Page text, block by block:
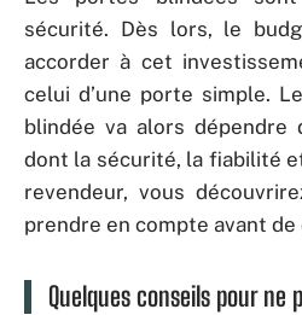
sécurité. Dès lors, le
accorder à cet
celui d’une porte simple.
blindée va alors dépendre
dont la sécurité, la fiabilité
revendeur, vous
prendre en compte avant de
Quelques conseils pour ne